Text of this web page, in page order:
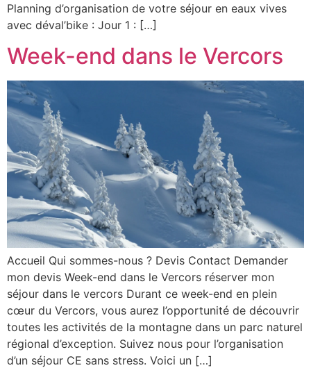
Planning d’organisation de votre séjour en eaux vives
avec déval’bike : Jour 1 : […]
Week-end dans le Vercors
Accueil Qui sommes-nous ? Devis Contact Demander
mon devis Week-end dans le Vercors réserver mon
séjour dans le vercors Durant ce week-end en plein
cœur du Vercors, vous aurez l’opportunité de découvrir
toutes les activités de la montagne dans un parc naturel
régional d’exception. Suivez nous pour l’organisation
d’un séjour CE sans stress. Voici un […]